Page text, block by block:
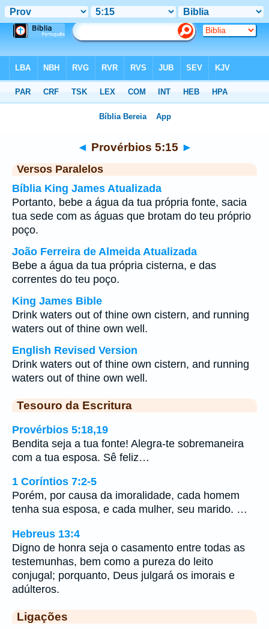
◄ Provérbios 5:15 ►
Versos Paralelos
Bíblia King James Atualizada
Portanto, bebe a água da tua própria fonte, sacia
tua sede com as águas que brotam do teu próprio
poço.
João Ferreira de Almeida Atualizada
Bebe a água da tua própria cisterna, e das
correntes do teu poço.
King James Bible
Drink waters out of thine own cistern, and running
waters out of thine own well.
English Revised Version
Drink waters out of thine own cistern, and running
waters out of thine own well.
Tesouro da Escritura
Provérbios 5:18,19
Bendita seja a tua fonte! Alegra-te sobremaneira
com a tua esposa. Sê feliz…
1 Coríntios 7:2-5
Porém, por causa da imoralidade, cada homem
tenha sua esposa, e cada mulher, seu marido. …
Hebreus 13:4
Digno de honra seja o casamento entre todas as
testemunhas, bem como a pureza do leito
conjugal; porquanto, Deus julgará os imorais e
adúlteros.
Ligações